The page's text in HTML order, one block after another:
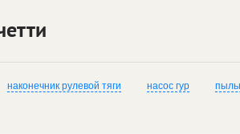
наконечник рулевой тяги насос гур